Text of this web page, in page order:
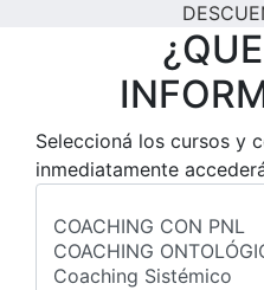
Seleccioná los cursos y
inmediatamente